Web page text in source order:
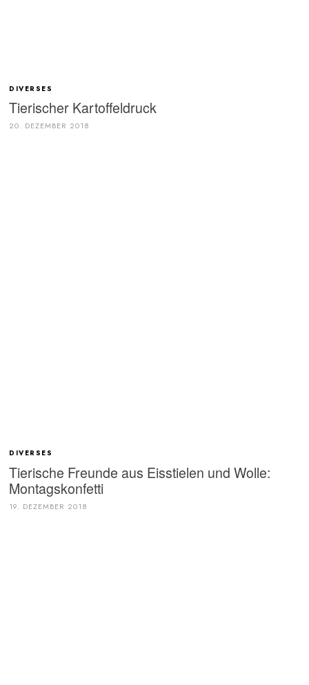
DIVERSES
Tierischer Kartoffeldruck
20. DEZEMBER 2018
DIVERSES
Tierische Freunde aus Eisstielen und Wolle:
Montagskonfetti
19. DEZEMBER 2018